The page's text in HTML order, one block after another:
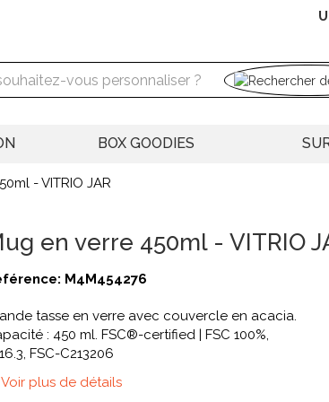
BOX GOODIES
- VITRIO JAR
en verre 450ml - VITRIO
M4M454276
tasse en verre avec couvercle en acacia.
: 450 ml. FSC®-certified | FSC 100%,
FSC-C213206
Voir plus de détails